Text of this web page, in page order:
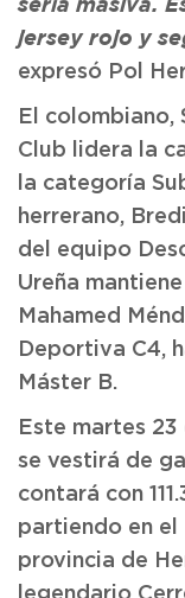
sería masiva.
jersey rojo y
expresó Pol
El colombiano,
Club lidera la
la categoría
herrerano,
del equipo
Ureña
Mahamed
Deportiva C4,
Máster B.
Este martes
se vestirá de
contará con
partiendo en el
provincia de